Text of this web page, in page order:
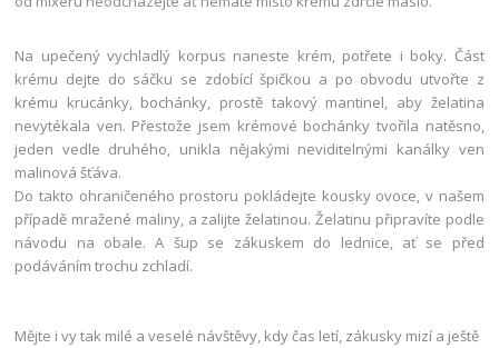
Na upečený vychladlý korpus naneste krém, potřete i boky. Část
krému dejte do sáčku se zdobící špičkou a po obvodu utvořte z
krému krucánky, bochánky, prostě takový mantinel, aby želatina
nevytékala ven. Přestože jsem krémové bochánky tvořila natěsno,
jeden vedle druhého, unikla nějakými neviditelnými kanálky ven
malinová šťáva.
Do takto ohraničeného prostoru pokládejte kousky ovoce, v našem
případě mražené maliny, a zalijte želatinou. Želatinu připravíte podle
návodu na obale. A šup se zákuskem do lednice, ať se před
podáváním trochu zchladí.
Mějte i vy tak milé a veselé návštěvy, kdy čas letí, zákusky mizí a ještě